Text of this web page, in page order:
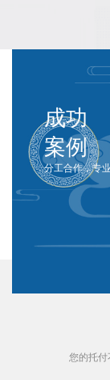
成功
案例
分工合作，专
您的托付